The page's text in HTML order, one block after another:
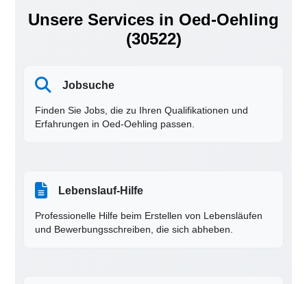
Unsere Services in Oed-Oehling
(30522)
Jobsuche
Finden Sie Jobs, die zu Ihren Qualifikationen und
Erfahrungen in Oed-Oehling passen.
Lebenslauf-Hilfe
Professionelle Hilfe beim Erstellen von Lebensläufen
und Bewerbungsschreiben, die sich abheben.